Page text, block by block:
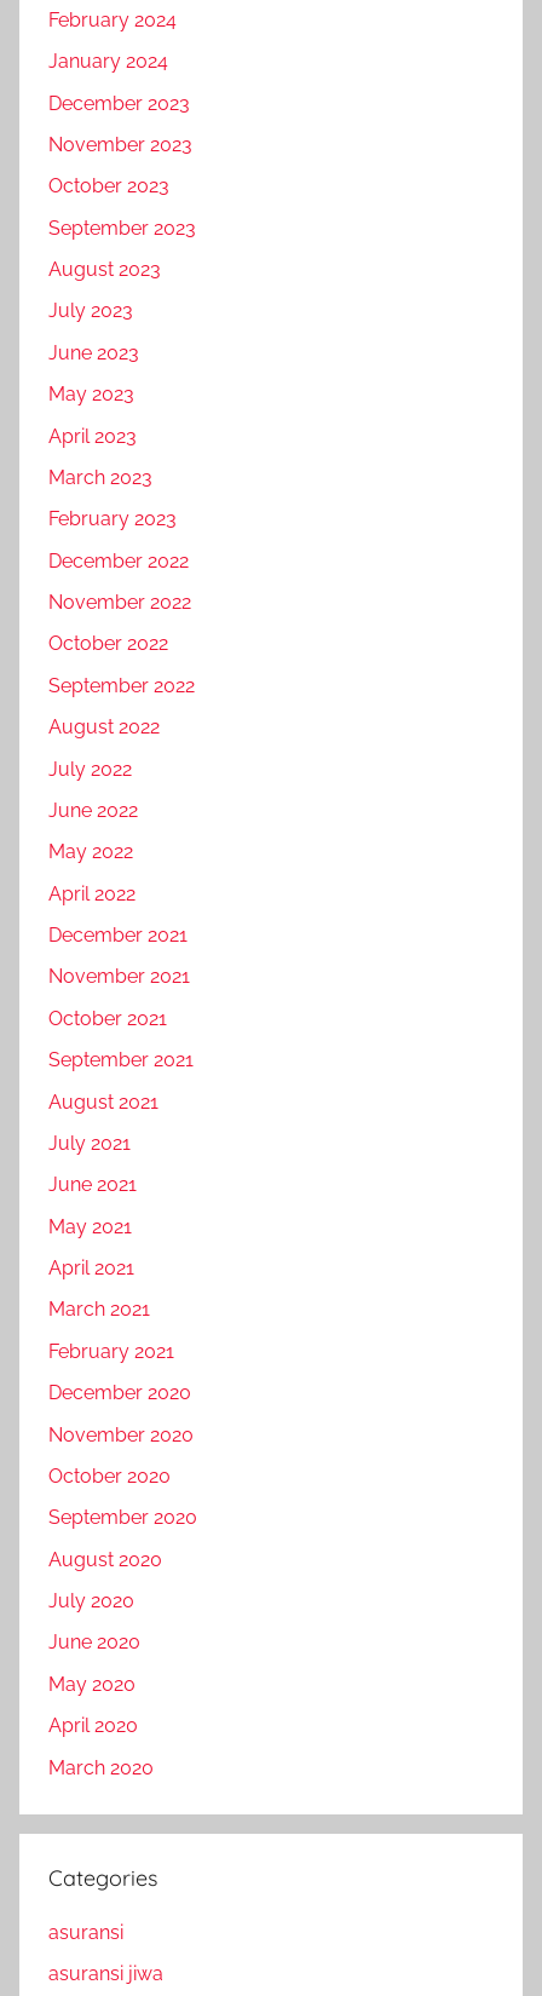
February 2024
January 2024
December 2023
November 2023
October 2023
September 2023
August 2023
July 2023
June 2023
May 2023
April 2023
March 2023
February 2023
December 2022
November 2022
October 2022
September 2022
August 2022
July 2022
June 2022
May 2022
April 2022
December 2021
November 2021
October 2021
September 2021
August 2021
July 2021
June 2021
May 2021
April 2021
March 2021
February 2021
December 2020
November 2020
October 2020
September 2020
August 2020
July 2020
June 2020
May 2020
April 2020
March 2020
Categories
asuransi
asuransi jiwa